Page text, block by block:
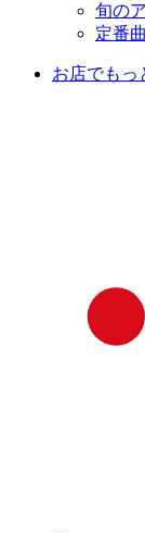
旬の
定番
お店でもっ